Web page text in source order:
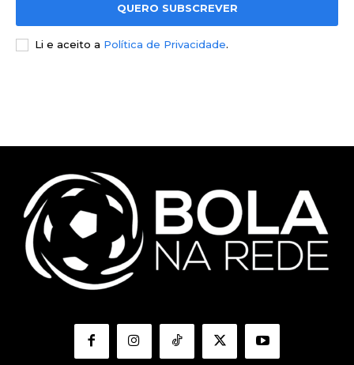
QUERO SUBSCREVER
Li e aceito a Política de Privacidade.